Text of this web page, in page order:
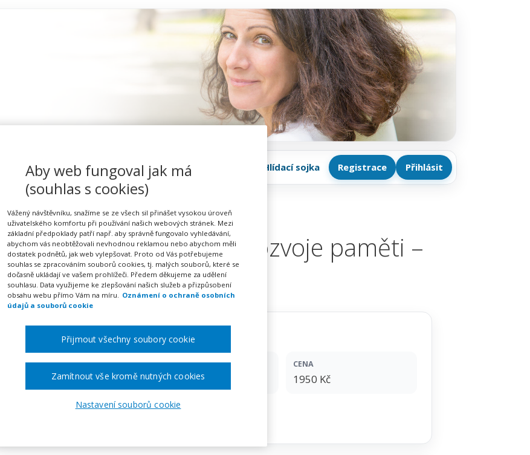
Proč se registrovat Hlídací sojka Registrace Přihlásit
Kurz efektivního učení, rozvoje paměti –
Metoda 3T (webinář)
Zřetel, s.r.o.
TERMÍN
07. 12. 2026
MÍSTO
ONLINE
CENA
1950 Kč
Aby web fungoval jak má
(souhlas s cookies)
Vážený návštěvníku, snažíme se ze všech sil přinášet vysokou úroveň
uživatelského komfortu při používání našich webových stránek. Mezi
základní předpoklady patří např. aby správně fungovalo vyhledávání,
abychom vás neobtěžovali nevhodnou reklamou nebo abychom měli
dostatek podnětů, jak web vylepšovat. Proto od Vás potřebujeme
souhlas se zpracováním souborů cookies, tj. malých souborů, které se
dočasně ukládají ve vašem prohlížeči. Předem děkujeme za udělení
souhlasu. Data využijeme ke zlepšování našich služeb a přizpůsobení
obsahu webu přímo Vám na míru. Oznámení o ochraně osobních
údajů a souborů cookie
Nastavení souborů cookie
Zamítnout vše kromě nutných cookies
Přijmout všechny soubory cookie